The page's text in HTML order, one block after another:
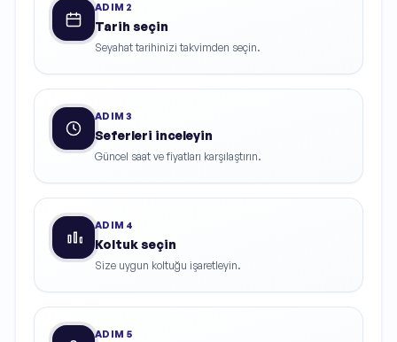
ADIM 2
Tarih seçin
Seyahat tarihinizi takvimden seçin.
ADIM3
Seferleri inceleyin
Güncel saat ve fiyatları karşılaştırın.
ADIM 4
Koltuk seçin
Size uygun koltuğu işaretleyin.
ADIM 5